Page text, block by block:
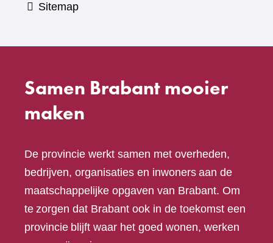
Sitemap
Samen Brabant mooier
maken
De provincie werkt samen met overheden,
bedrijven, organisaties en inwoners aan de
maatschappelijke opgaven van Brabant. Om
te zorgen dat Brabant ook in de toekomst een
provincie blijft waar het goed wonen, werken